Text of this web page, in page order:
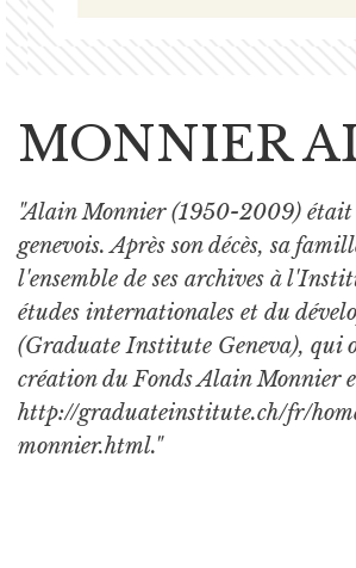
MONNIER
"Alain Monnier (1950-2009) était
genevois. Après son décès, sa
l'ensemble de ses archives à
études internationales et du
(Graduate Institute Geneva), qui
création du Fonds Alain Monnier
http://graduateinstitute.ch/fr/
monnier.html."